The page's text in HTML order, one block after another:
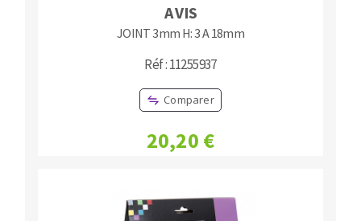
A VIS
JOINT 3mm H: 3 A 18mm
Réf : 11255937
Comparer
20,20 €